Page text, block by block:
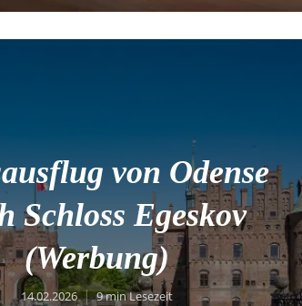
von Odense
Schloss Egeskov
(Werbung)
14.02.2026 9 min Lesezeit